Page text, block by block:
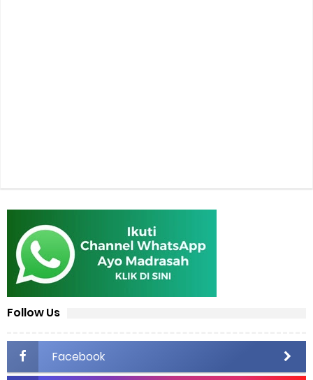
Follow Us
Facebook